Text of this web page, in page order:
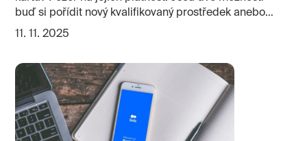
buď si pořídit nový kvalifikovaný prostředek anebo
zvážit, jestli nevyužít vzdálené úložiště v cloudu a
11. 11. 2025